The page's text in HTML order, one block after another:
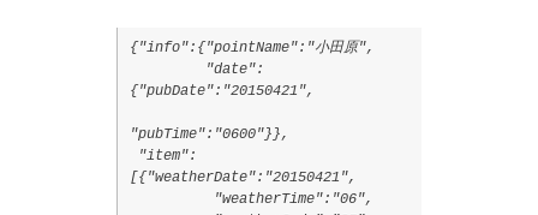
{"info":{"pointName":"小田原",
"date":
{"pubDate":"20150421",
"pubTime":"0600"}},
"item":
[{"weatherDate":"20150421",
"weatherTime":"06",